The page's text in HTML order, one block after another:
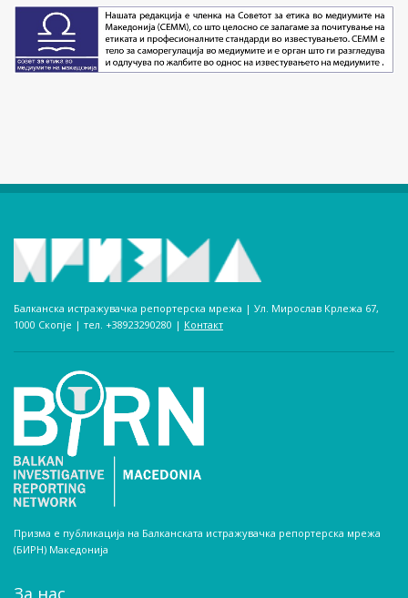
Балканска истражувачка репортерска мрежа | Ул. Мирослав Крлежа 67,
1000 Скопје | тел. +38923290280­ | Контакт
Призма е публикација на Балканската истражувачка репортерска мрежа
(БИРН) Македонија
За нас